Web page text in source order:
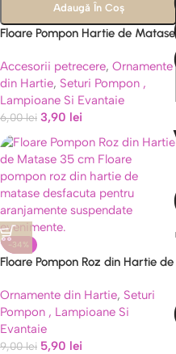
Adaugă În Coș
Floare Pompon Hartie de Matase
Accesorii petrecere, Ornamente
din Hartie, Seturi Pompon ,
Lampioane Si Evantaie
6,00lei 3,90 lei
-34%
Floare Pompon Roz din Hartie de
Ornamente din Hartie, Seturi
Pompon , Lampioane Si
Evantaie
9,00lei 5,90 lei